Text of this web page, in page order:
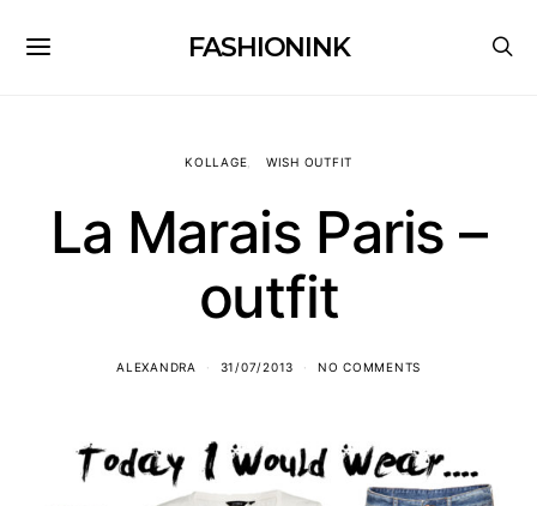
FASHIONINK
KOLLAGE WISH OUTFIT
La Marais Paris –
outfit
ALEXANDRA 31/07/2013 NO COMMENTS